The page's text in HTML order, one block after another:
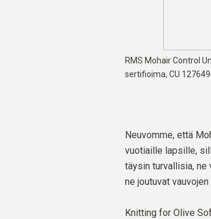
RMS Mohair Control
sertifioima, CU
Neuvomme, että
vuotiaille lapsille,
täysin turvallisia, ne
ne joutuvat vauvojen
Knitting for Olive